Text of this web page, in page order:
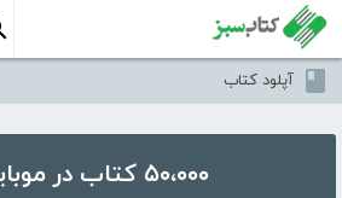
آپلود کتاب
۵۰،۰۰۰ کتاب در موبایل شما